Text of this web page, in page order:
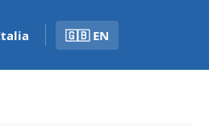
🇬🇧 EN